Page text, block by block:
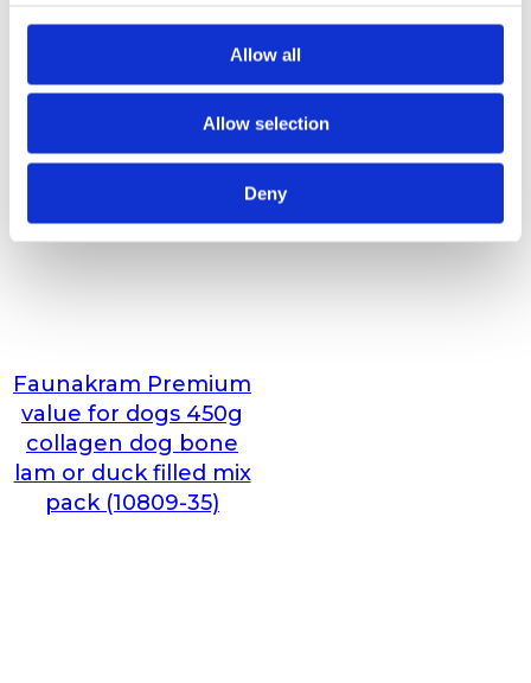
Allow all
Allow selection
Deny
Faunakram Premium
value for dogs 450g
collagen dog bone
lam or duck filled mix
pack (10809-35)